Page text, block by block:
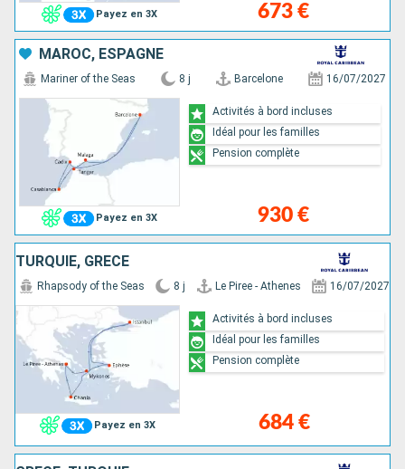
Payez en 3X 673 €
MAROC, ESPAGNE
Payez en 3X
Mariner of the Seas 8 j Barcelone 16/07/2027
930 €
Activités à bord incluses
Idéal pour les familles
Pension complète
TURQUIE, GRÈCE
Payez en 3X
Rhapsody of the Seas 8 j Le Piree - Athenes 16/07/2027
684 €
Activités à bord incluses
Idéal pour les familles
Pension complète